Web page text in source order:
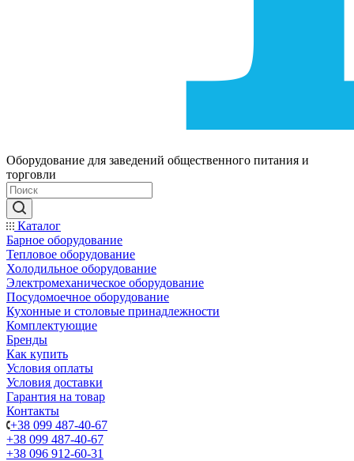
Оборудование для заведений общественного питания и
торговли
Каталог
Барное оборудование
Тепловое оборудование
Холодильное оборудование
Электромеханическое оборудование
Посудомоечное оборудование
Кухонные и столовые принадлежности
Комплектующие
Бренды
Как купить
Условия оплаты
Условия доставки
Гарантия на товар
Контакты
+38 099 487-40-67
+38 099 487-40-67
+38 096 912-60-31